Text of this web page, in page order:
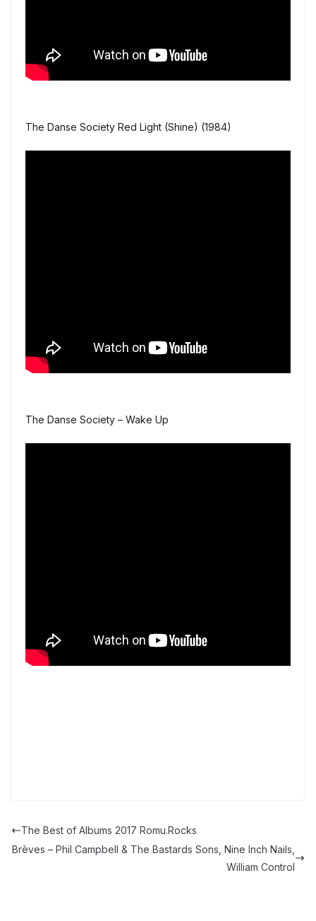
The Danse Society Red Light (Shine) (1984)
The Danse Society – Wake Up
The Best of Albums 2017 Romu.Rocks
Brèves – Phil Campbell & The Bastards Sons, Nine Inch Nails,
William Control